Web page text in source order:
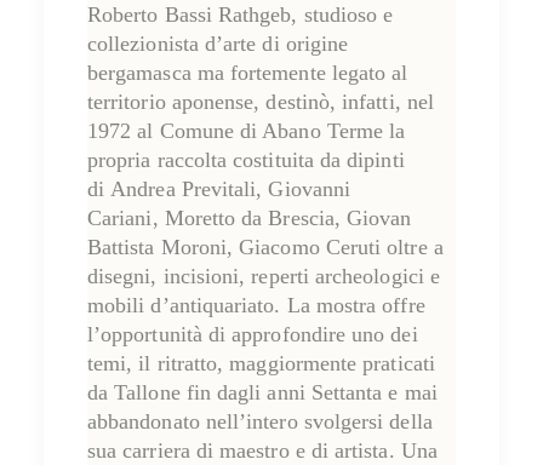
Roberto Bassi Rathgeb, studioso e
collezionista d’arte di origine
bergamasca ma fortemente legato al
territorio aponense, destinò, infatti, nel
1972 al Comune di Abano Terme la
propria raccolta costituita da dipinti
di Andrea Previtali,Giovanni
Cariani, Moretto da Brescia,Giovan
Battista Moroni,Giacomo Ceruti oltre a
disegni, incisioni, reperti archeologici e
mobili d’antiquariato. La mostra offre
l’opportunità di approfondire uno dei
temi, il ritratto, maggiormente praticati
da Tallone fin dagli anni Settanta e mai
abbandonato nell’intero svolgersi della
sua carriera di maestro e di artista. Una